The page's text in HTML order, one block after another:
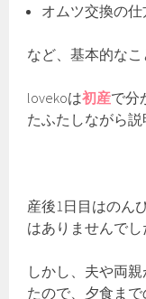
オムツ交換の仕
など、基本的なこ
lovekoは初産で分
たふたしながら説
産後1日目はのん
はありませんでし
しかし、夫や両
たので、夕食ま